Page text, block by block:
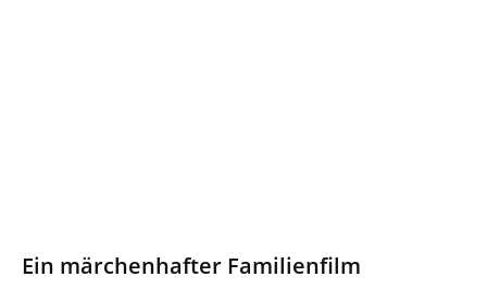
Ein märchenhafter Familienfilm